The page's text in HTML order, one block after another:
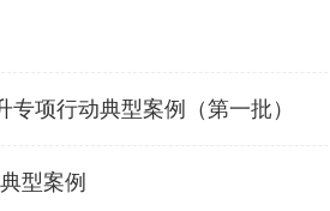
项行动典型案例（第一批）
型案例